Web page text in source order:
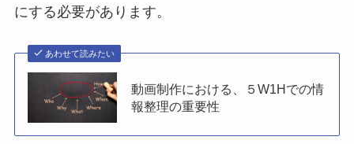
にする必要があります。
あわせて読みたい
動画制作における、５W1Hでの情
報整理の重要性